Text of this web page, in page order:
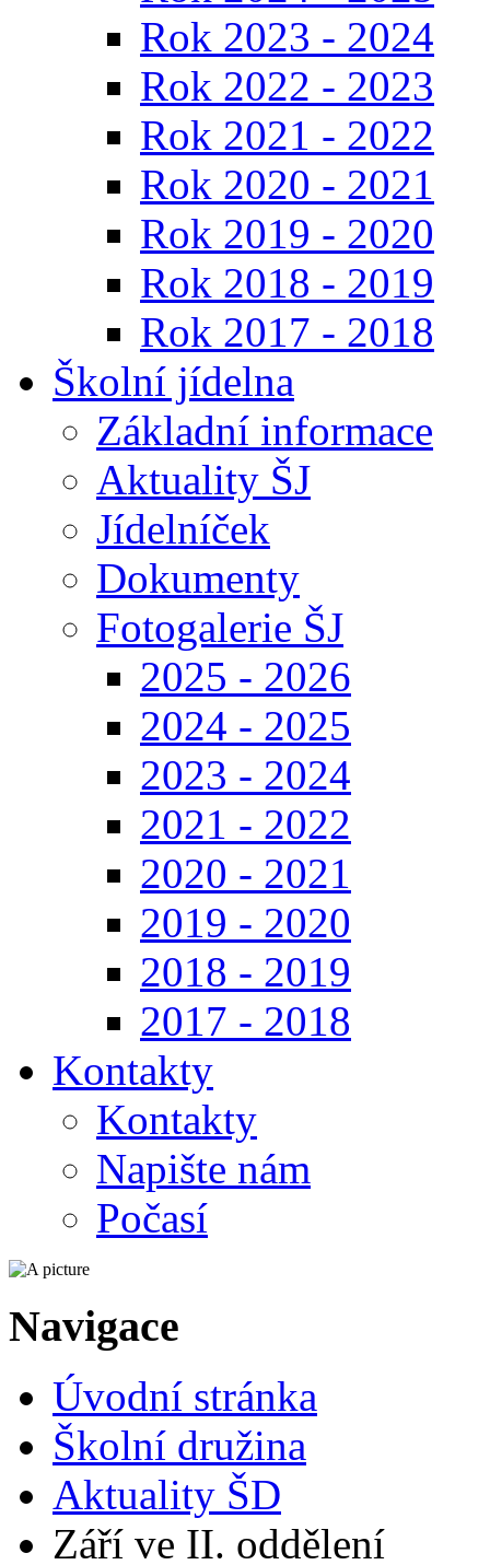
Rok 2023 - 2024
Rok 2022 - 2023
Rok 2021 - 2022
Rok 2020 - 2021
Rok 2019 - 2020
Rok 2018 - 2019
Rok 2017 - 2018
Školní jídelna
Základní informace
Aktuality ŠJ
Jídelníček
Dokumenty
Fotogalerie ŠJ
2025 - 2026
2024 - 2025
2023 - 2024
2021 - 2022
2020 - 2021
2019 - 2020
2018 - 2019
2017 - 2018
Kontakty
Kontakty
Napište nám
Počasí
Navigace
Úvodní stránka
Školní družina
Aktuality ŠD
Září ve II. oddělení